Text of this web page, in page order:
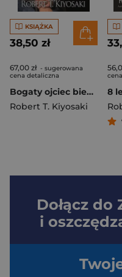
KSIĄŻKA
38,50 zł
67,00 zł - sugerowana
cena detaliczna
Bogaty ojciec biedny ojciec czego bogaci uczą swoje dzieci na temat pieniędzy i o czym nie wiedzą biedni i klasa średnia
Robert T. Kiyosaki
Dołącz do
i